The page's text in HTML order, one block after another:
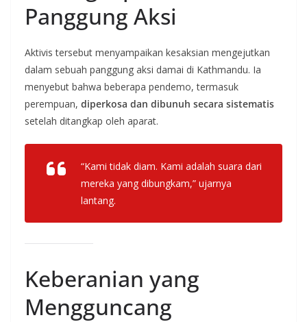
Panggung Aksi
Aktivis tersebut menyampaikan kesaksian mengejutkan
dalam sebuah panggung aksi damai di Kathmandu. Ia
menyebut bahwa beberapa pendemo, termasuk
perempuan, diperkosa dan dibunuh secara sistematis
setelah ditangkap oleh aparat.
“Kami tidak diam. Kami adalah suara dari
mereka yang dibungkam,” ujarnya
lantang.
Keberanian yang
Mengguncang